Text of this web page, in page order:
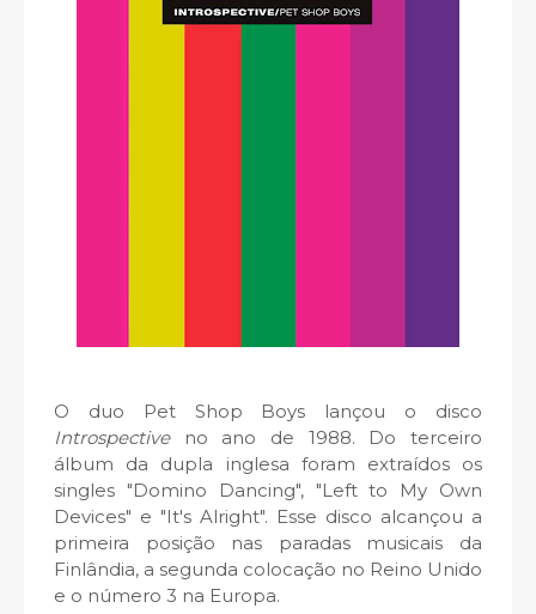
O duo Pet Shop Boys lançou o disco
Introspectiveno ano de 1988. Do terceiro
álbum da dupla inglesa foram extraídos os
singles "Domino Dancing", "Left to My Own
Devices" e "It's Alright". Esse disco alcançou a
primeira posição nas paradas musicais da
Finlândia, a segunda colocação no Reino Unido
e o número 3 na Europa.